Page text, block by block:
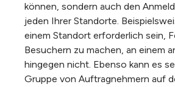
können, sondern auch den
jeden Ihrer Standorte.
einem Standort erforderlich sein,
Besuchern zu machen, an einem
hingegen nicht. Ebenso kann es
Gruppe von Auftragnehmern auf